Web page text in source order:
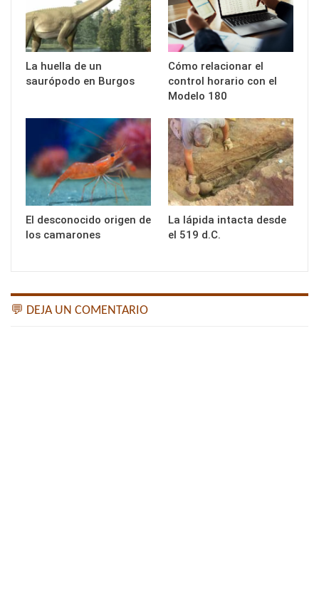
La huella de un
saurópodo en Burgos
Cómo relacionar el
control horario con el
Modelo 180
El desconocido origen de
los camarones
La lápida intacta desde
el 519 d.C.
💬 DEJA UN COMENTARIO